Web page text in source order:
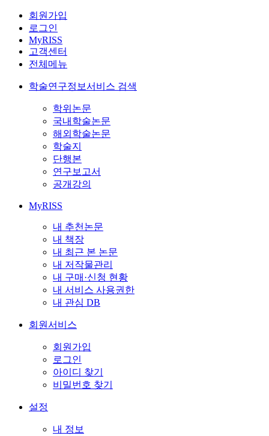
회원가입
로그인
MyRISS
고객센터
전체메뉴
학술연구정보서비스 검색
학위논문
국내학술논문
해외학술논문
학술지
단행본
연구보고서
공개강의
MyRISS
내 추천논문
내 책장
내 최근 본 논문
내 저작물관리
내 구매·신청 현황
내 서비스 사용권한
내 관심 DB
회원서비스
회원가입
로그인
아이디 찾기
비밀번호 찾기
설정
내 정보